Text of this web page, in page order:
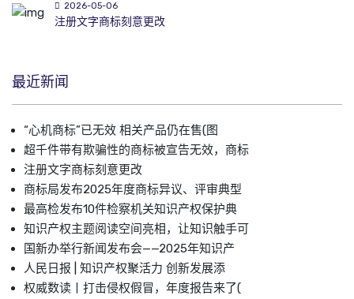
2026-05-06
注册文字商标刻意更改
最近新闻
“心机商标”已无效 相关产品仍在售(图
超千件带有欺骗性的商标被宣告无效，商标
注册文字商标刻意更改
商标局发布2025年度商标异议、评审典型
最高检发布10件检察机关知识产权保护典
知识产权主题阅读空间亮相，让知识触手可
国新办举行新闻发布会——2025年知识产
人民日报 | 知识产权聚活力 创新发展添
权威数读丨打击侵权假冒，年度报告来了(